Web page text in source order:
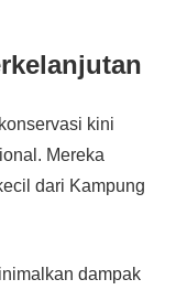
kini
Mereka
dari Kampung
dampak